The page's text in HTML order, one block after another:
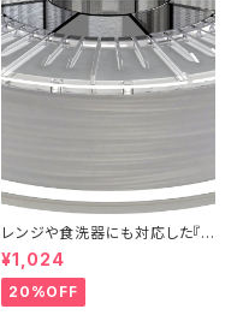
レンジや食洗器にも対応した『C
entaur PP』：お試しサンプル 1
0M
¥1,024
20%OFF